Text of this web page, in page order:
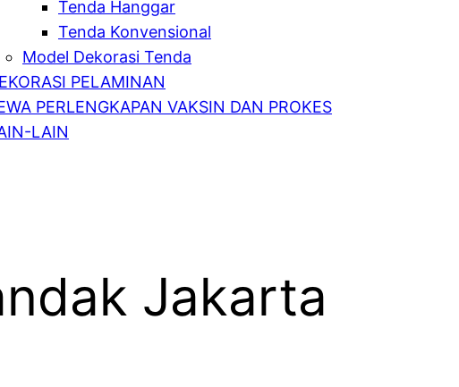
Tenda Hanggar
Tenda Konvensional
Model Dekorasi Tenda
PELAMINAN
PERLENGKAPAN VAKSIN DAN PROKES
LAIN
Jakarta